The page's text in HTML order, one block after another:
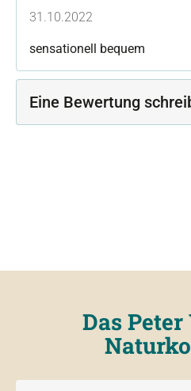
Bewertung mit 5 von 5 Sternen
31.10.2022
sensationell bequem
Eine Bewertung
Das